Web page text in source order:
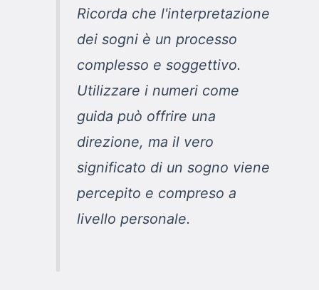
Ricorda che l'interpretazione
dei sogni è un processo
complesso e soggettivo.
Utilizzare i numeri come
guida può offrire una
direzione, ma il vero
significato di un sogno viene
percepito e compreso a
livello personale.